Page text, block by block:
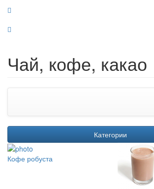
Чай, кофе, какао
Категории
Кофе робуста